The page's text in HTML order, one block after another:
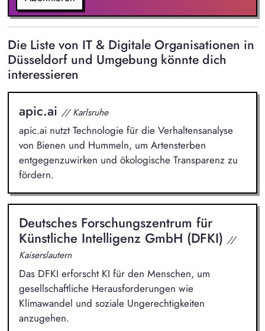
auf Management-Ebene.
Die Liste von IT & Digitale Organisationen in
Düsseldorf und Umgebung könnte dich
interessieren
apic.ai // Karlsruhe
apic.ai nutzt Technologie für die Verhaltensanalyse
von Bienen und Hummeln, um Artensterben
entgegenzuwirken und ökologische Transparenz zu
fördern.
Deutsches Forschungszentrum für
Künstliche Intelligenz GmbH (DFKI) //
Kaiserslautern
Das DFKI erforscht KI für den Menschen, um
gesellschaftliche Herausforderungen wie
Klimawandel und soziale Ungerechtigkeiten
anzugehen.